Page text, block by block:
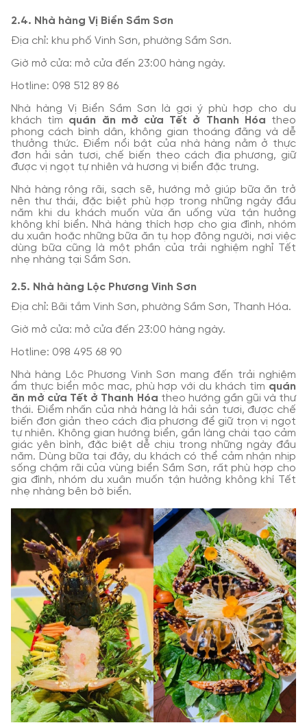
2.4. Nhà hàng Vị Biển Sầm Sơn
Địa chỉ: khu phố Vinh Sơn, phường Sầm Sơn.
Giờ mở cửa: mở cửa đến 23:00 hàng ngày.
Hotline: 098 512 89 86
Nhà hàng Vị Biển Sầm Sơn là gợi ý phù hợp cho du
khách tìm quán ăn mở cửa Tết ở Thanh Hóa theo
phong cách bình dân, không gian thoáng đãng và dễ
thưởng thức. Điểm nổi bật của nhà hàng nằm ở thực
đơn hải sản tươi, chế biến theo cách địa phương, giữ
được vị ngọt tự nhiên và hương vị biển đặc trưng.
Nhà hàng rộng rãi, sạch sẽ, hướng mở giúp bữa ăn trở
nên thư thái, đặc biệt phù hợp trong những ngày đầu
năm khi du khách muốn vừa ăn uống vừa tận hưởng
không khí biển. Nhà hàng thích hợp cho gia đình, nhóm
du xuân hoặc những bữa ăn tụ họp đông người, nơi việc
dùng bữa cũng là một phần của trải nghiệm nghỉ Tết
nhẹ nhàng tại Sầm Sơn.
2.5. Nhà hàng Lộc Phương Vinh Sơn
Địa chỉ: Bãi tắm Vinh Sơn, phường Sầm Sơn, Thanh Hóa.
Giờ mở cửa: mở cửa đến 23:00 hàng ngày.
Hotline: 098 495 68 90
Nhà hàng Lộc Phương Vinh Sơn mang đến trải nghiệm
ẩm thực biển mộc mạc, phù hợp với du khách tìm quán
ăn mở cửa Tết ở Thanh Hóa theo hướng gần gũi và thư
thái. Điểm nhấn của nhà hàng là hải sản tươi, được chế
biến đơn giản theo cách địa phương để giữ trọn vị ngọt
tự nhiên. Không gian hướng biển, gần làng chài tạo cảm
giác yên bình, đặc biệt dễ chịu trong những ngày đầu
năm. Dùng bữa tại đây, du khách có thể cảm nhận nhịp
sống chậm rãi của vùng biển Sầm Sơn, rất phù hợp cho
gia đình, nhóm du xuân muốn tận hưởng không khí Tết
nhẹ nhàng bên bờ biển.